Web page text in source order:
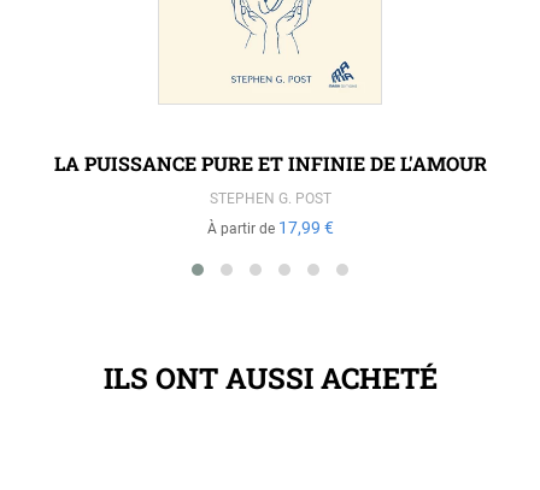
LA PUISSANCE PURE ET INFINIE DE L'AMOUR
STEPHEN G. POST
À partir de 17,99 €
ILS ONT AUSSI ACHETÉ